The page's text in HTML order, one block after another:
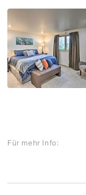
Für mehr Info: